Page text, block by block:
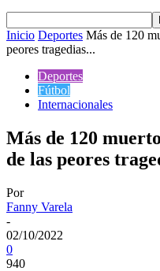
Inicio Deportes Más de 120
peores tragedias...
Deportes
Fútbol
Internacionales
Más de 120
de las peores
Por
Fanny Varela
-
02/10/2022
0
940